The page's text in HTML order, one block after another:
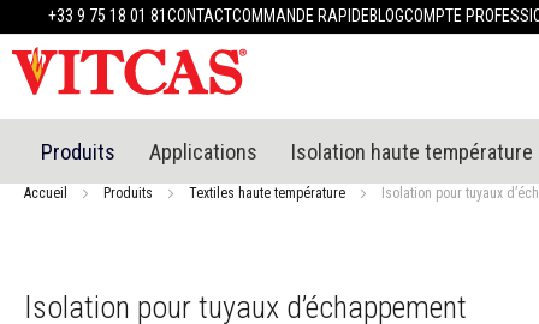
+33 9 75 18 01 81CONTACTCOMMANDE RAPIDEBLOGCOMPTE
Produits
Matériaux
réfractaires
Mastics
Enduit
plâtre
Produits Applications Isolation haute température
Accueil Produits Textiles haute température Isolation pour tuyaux
Isolation pour tuyaux d’échappement